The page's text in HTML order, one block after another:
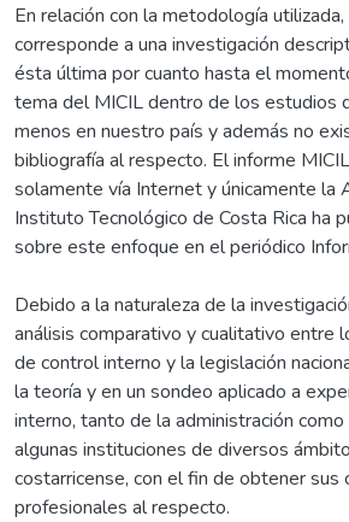
En relación con la metodología
corresponde a una investigación
ésta última por cuanto hasta el
tema del MICIL dentro de los estudios
menos en nuestro país y además no
bibliografía al respecto. El informe
solamente vía Internet y únicamente la
Instituto Tecnológico de Costa Rica ha
sobre este enfoque en el periódico
Debido a la naturaleza de la
análisis comparativo y cualitativo entre
de control interno y la legislación
la teoría y en un sondeo aplicado a
interno, tanto de la administración
algunas instituciones de diversos
costarricense, con el fin de obtener sus
profesionales al respecto.